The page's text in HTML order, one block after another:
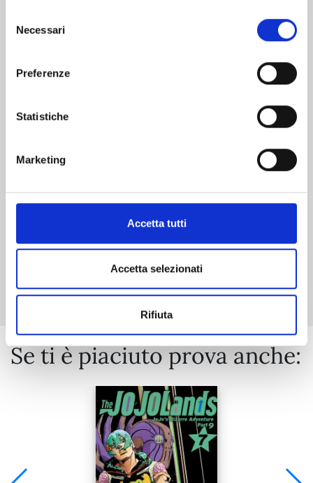
delNecessari
Preferenze
Statistiche
Marketing
Accetta tutti
Accetta selezionati
Rifiuta
Mostra tutto
Se ti è piaciuto prova anche: